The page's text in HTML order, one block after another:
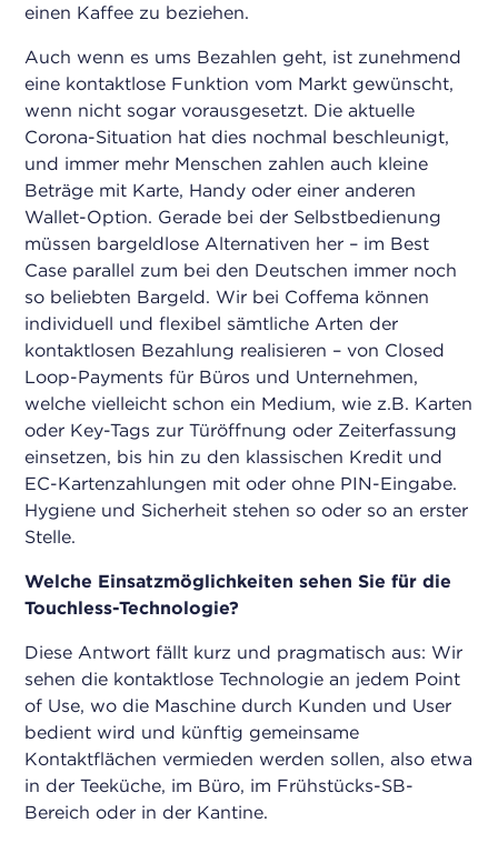
einen Kaffee zu beziehen.
Auch wenn es ums Bezahlen geht, ist zunehmend
eine kontaktlose Funktion vom Markt gewünscht,
wenn nicht sogar vorausgesetzt. Die aktuelle
Corona-Situation hat dies nochmal beschleunigt,
und immer mehr Menschen zahlen auch kleine
Beträge mit Karte, Handy oder einer anderen
Wallet-Option. Gerade bei der Selbstbedienung
müssen bargeldlose Alternativen her – im Best
Case parallel zum bei den Deutschen immer noch
so beliebten Bargeld. Wir bei Coffema können
individuell und flexibel sämtliche Arten der
kontaktlosen Bezahlung realisieren – von Closed
Loop-Payments für Büros und Unternehmen,
welche vielleicht schon ein Medium, wie z.B. Karten
oder Key-Tags zur Türöffnung oder Zeiterfassung
einsetzen, bis hin zu den klassischen Kredit und
EC-Kartenzahlungen mit oder ohne PIN-Eingabe.
Hygiene und Sicherheit stehen so oder so an erster
Stelle.
Welche Einsatzmöglichkeiten sehen Sie für die
Touchless-Technologie?
Diese Antwort fällt kurz und pragmatisch aus: Wir
sehen die kontaktlose Technologie an jedem Point
of Use, wo die Maschine durch Kunden und User
bedient wird und künftig gemeinsame
Kontaktflächen vermieden werden sollen, also etwa
in der Teeküche, im Büro, im Frühstücks-SB-
Bereich oder in der Kantine.